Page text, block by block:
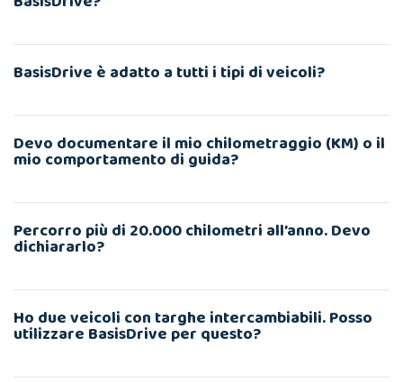
BasisDrive è adatto a tutti i tipi di veicoli?
Devo documentare il mio chilometraggio (KM) o il
mio comportamento di guida?
Percorro più di 20.000 chilometri all’anno. Devo
dichiararlo?
Ho due veicoli con targhe intercambiabili. Posso
utilizzare BasisDrive per questo?